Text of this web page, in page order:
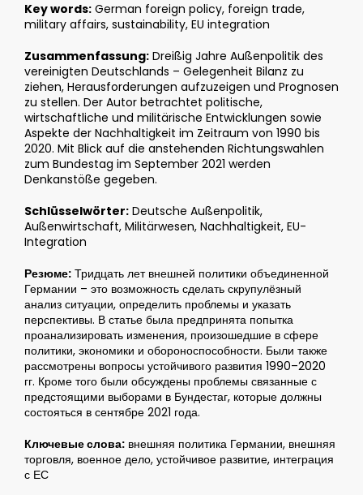
Key words: German foreign policy, foreign trade,
military affairs, sustainability, EU integration
Zusammenfassung: Dreißig Jahre Außenpolitik des
vereinigten Deutschlands – Gelegenheit Bilanz zu
ziehen, Herausforderungen aufzuzeigen und Prognosen
zu stellen. Der Autor betrachtet politische,
wirtschaftliche und militärische Entwicklungen sowie
Aspekte der Nachhaltigkeit im Zeitraum von 1990 bis
2020. Mit Blick auf die anstehenden Richtungswahlen
zum Bundestag im September 2021 werden
Denkanstöße gegeben.
Schlüsselwörter: Deutsche Außenpolitik,
Außenwirtschaft, Militärwesen, Nachhaltigkeit, EU-
Integration
Резюме: Тридцать лет внешней политики объединенной
Германии – это возможность сделать скрупулёзный
анализ ситуации, определить проблемы и указать
перспективы. В статье была предпринята попытка
проанализировать изменения, произошедшие в сфере
политики, экономики и обороноспособности. Были также
рассмотрены вопросы устойчивого развития 1990–2020
гг. Кроме того были обсуждены проблемы связанные с
предстоящими выборами в Бундестаг, которые должны
состояться в сентябре 2021 года.
Ключевые слова: внешняя политика Германии, внешняя
торговля, военное дело, устойчивое развитие, интеграция
с ЕС